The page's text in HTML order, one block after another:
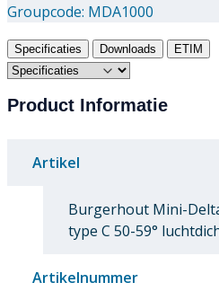
Groupcode: MDA1000
Specificaties Downloads ETIM
Product Informatie
Artikel
Burgerhout Mini-
type C 50-59°
Artikelnummer